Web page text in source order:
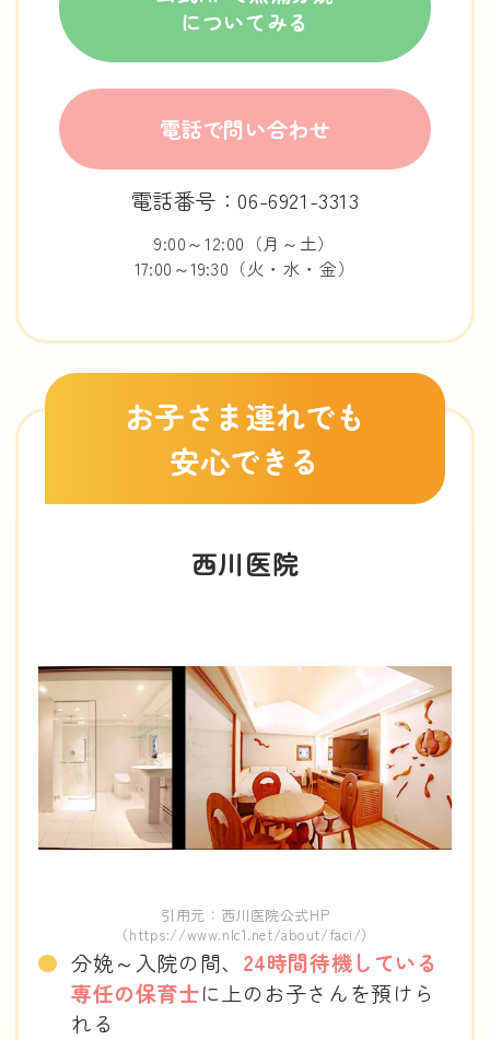
についてみる
電話で問い合わせ
電話番号：06-6921-3313
9:00～12:00（月～土）
17:00～19:30（火・水・金）
お子さま連れでも
安心できる
西川医院
引用元：西川医院公式HP
（https://www.nlc1.net/about/faci/）
分娩～入院の間、 24時間待機している
専任の保育士に上のお子さんを預けら
れる